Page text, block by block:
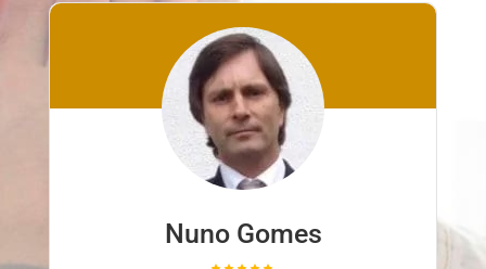
Nuno Ferreira